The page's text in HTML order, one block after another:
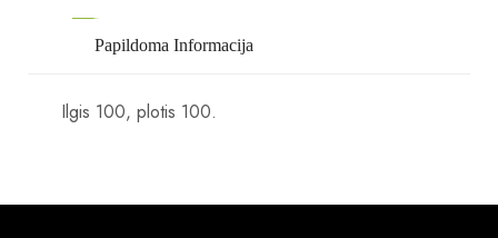
Papildoma Informacija
Ilgis 100, plotis 100.